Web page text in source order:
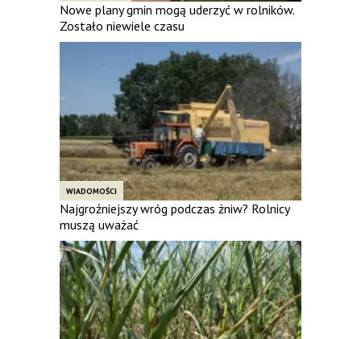
Nowe plany gmin mogą uderzyć w rolników.
Zostało niewiele czasu
WIADOMOŚCI
Najgroźniejszy wróg podczas żniw? Rolnicy
muszą uważać